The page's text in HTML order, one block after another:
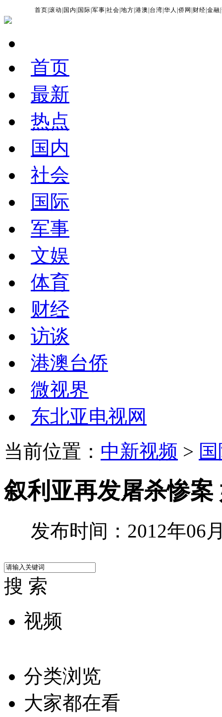
首页 |滚动 国内 国际 |军事 |社会 |地方 |港澳 台湾 |华人 |侨网 财经 |金融 |
首页
最新
热点
国内
社会
国际
军事
文娱
体育
财经
访谈
港澳台侨
微视界
东北亚电视网
当前位置： 中新视频 >
叙利亚再发屠杀惨
发布时间：2012年06
搜 索
视频
分类浏览
大家都在看